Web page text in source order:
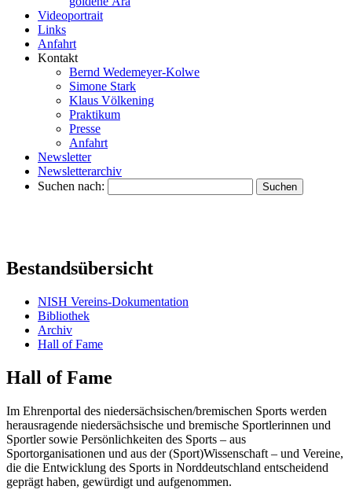
Videoportrait
Links
Anfahrt
Kontakt
Bernd Wedemeyer-Kolwe
Simone Stark
Klaus Völkening
Praktikum
Presse
Anfahrt
Newsletter
Newsletterarchiv
Suchen nach:
Bestandsübersicht
NISH Vereins-Dokumentation
Bibliothek
Archiv
Hall of Fame
Hall of Fame
Im Ehrenportal des niedersächsischen/bremischen Sports werden
herausragende niedersächsische und bremische Sportlerinnen und
Sportler sowie Persönlichkeiten des Sports – aus
Sportorganisationen und aus der (Sport)Wissenschaft – und Vereine,
die die Entwicklung des Sports in Norddeutschland entscheidend
geprägt haben, gewürdigt und aufgenommen.